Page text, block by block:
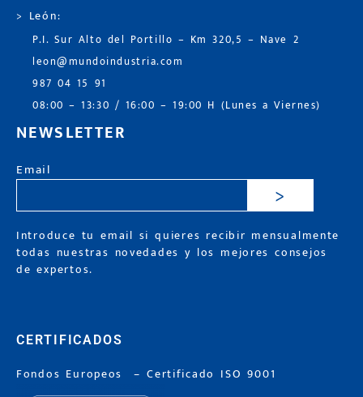
> León:
P.I. Sur Alto del Portillo – Km 320,5 – Nave 2
leon@mundoindustria.com
987 04 15 91
08:00 – 13:30 / 16:00 – 19:00 H (Lunes a Viernes)
NEWSLETTER
Email
>
Introduce tu email si quieres recibir mensualmente
todas nuestras novedades y los mejores consejos
de expertos.
CERTIFICADOS
Fondos Europeos –Certificado ISO 9001